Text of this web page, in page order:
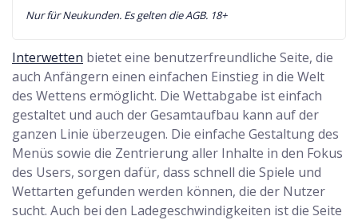
Nur für Neukunden. Es gelten die AGB. 18+
Interwetten bietet eine benutzerfreundliche Seite, die
auch Anfängern einen einfachen Einstieg in die Welt
des Wettens ermöglicht. Die Wettabgabe ist einfach
gestaltet und auch der Gesamtaufbau kann auf der
ganzen Linie überzeugen. Die einfache Gestaltung des
Menüs sowie die Zentrierung aller Inhalte in den Fokus
des Users, sorgen dafür, dass schnell die Spiele und
Wettarten gefunden werden können, die der Nutzer
sucht. Auch bei den Ladegeschwindigkeiten ist die Seite